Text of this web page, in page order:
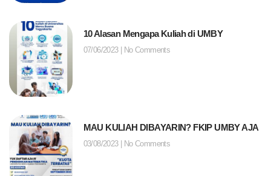
10 Alasan Mengapa Kuliah di UMBY
07/06/2023 No Comments
MAU KULIAH DIBAYARIN? FKIP UMBY AJA
03/08/2023 No Comments